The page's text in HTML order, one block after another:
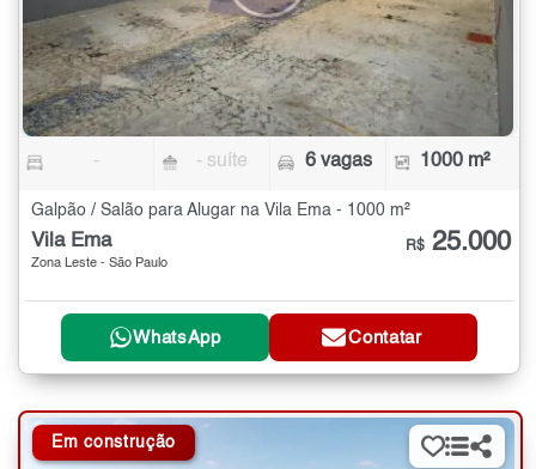
- - suíte 6 vagas 1000 m²
Galpão / Salão para Alugar na Vila Ema - 1000 m²
Vila Ema
Zona Leste - São Paulo
R$ 25.000
WhatsApp Contatar
Em construção